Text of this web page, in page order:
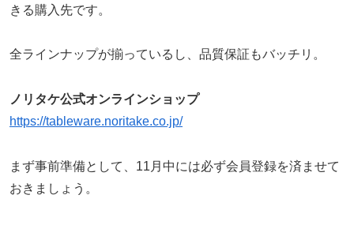
きる購入先です。
全ラインナップが揃っているし、品質保証もバッチリ。
ノリタケ公式オンラインショップ
https://tableware.noritake.co.jp/
まず事前準備として、11月中には必ず会員登録を済ませて
おきましょう。